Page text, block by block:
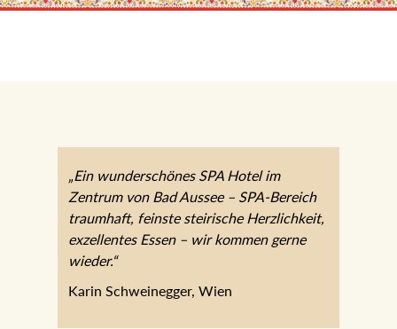
„Ein wunderschönes SPA Hotel im
Zentrum von Bad Aussee – SPA-Bereich
traumhaft, feinste steirische Herzlichkeit,
exzellentes Essen – wir kommen gerne
wieder.“
Karin Schweinegger, Wien